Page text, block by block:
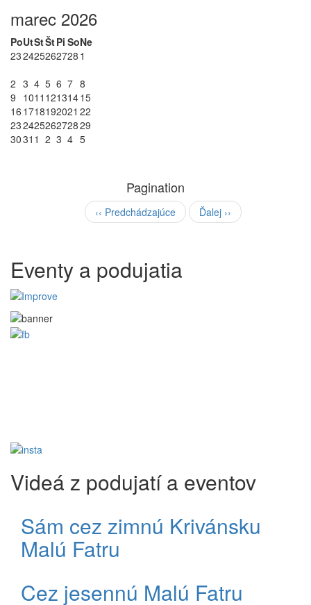
marec 2026
PoUtStŠtPi SoNe
232425262728 1
2 3 4 5 6 7 8
9 1011 12131415
16 1718192021 22
23242526272829
3031 1 2 3 4 5
Pagination
‹‹ Predchádzajúce Ďalej ››
Eventy a podujatia
Videá z podujatí a eventov
Sám cez zimnú Krivánsku
Malú Fatru
Cez jesennú Malú Fatru